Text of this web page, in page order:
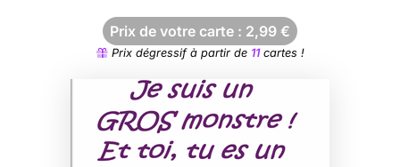
Prix de votre carte : 2,99 €
Prix dégressif à partir de 11cartes !